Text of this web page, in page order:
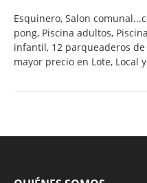
Esquinero, Salon
pong, Piscina adultos,
infantil, 12 parqueaderos
mayor precio en Lote, Local